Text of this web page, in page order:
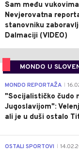
Sam među
Nevjerovatna
stanovniku
Dalmaciji (VIDEO)
MONDO U
MONDO REPORTAŽA
"Socijalističko čudo
Jugoslavijom":
ali je u duši ostalo
OSTALI SPORTOVI